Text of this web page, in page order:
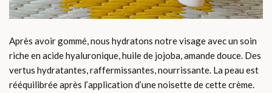
Après avoir gommé, nous hydratons notre visage avec un soin
riche en acide hyaluronique, huile de jojoba, amande douce. Des
vertus hydratantes, raffermissantes, nourrissante. La peau est
rééquilibrée après l’application d’une noisette de cette crème.